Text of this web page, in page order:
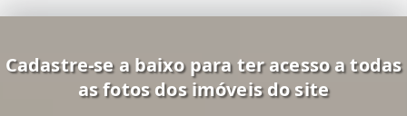
Cadastre-se a baixo para ter acesso a todas
as fotos dos imóveis do site